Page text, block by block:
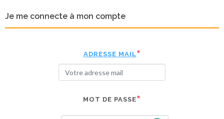
Je me connecte à mon compte
ADRESSE MAIL
MOT DE PASSE